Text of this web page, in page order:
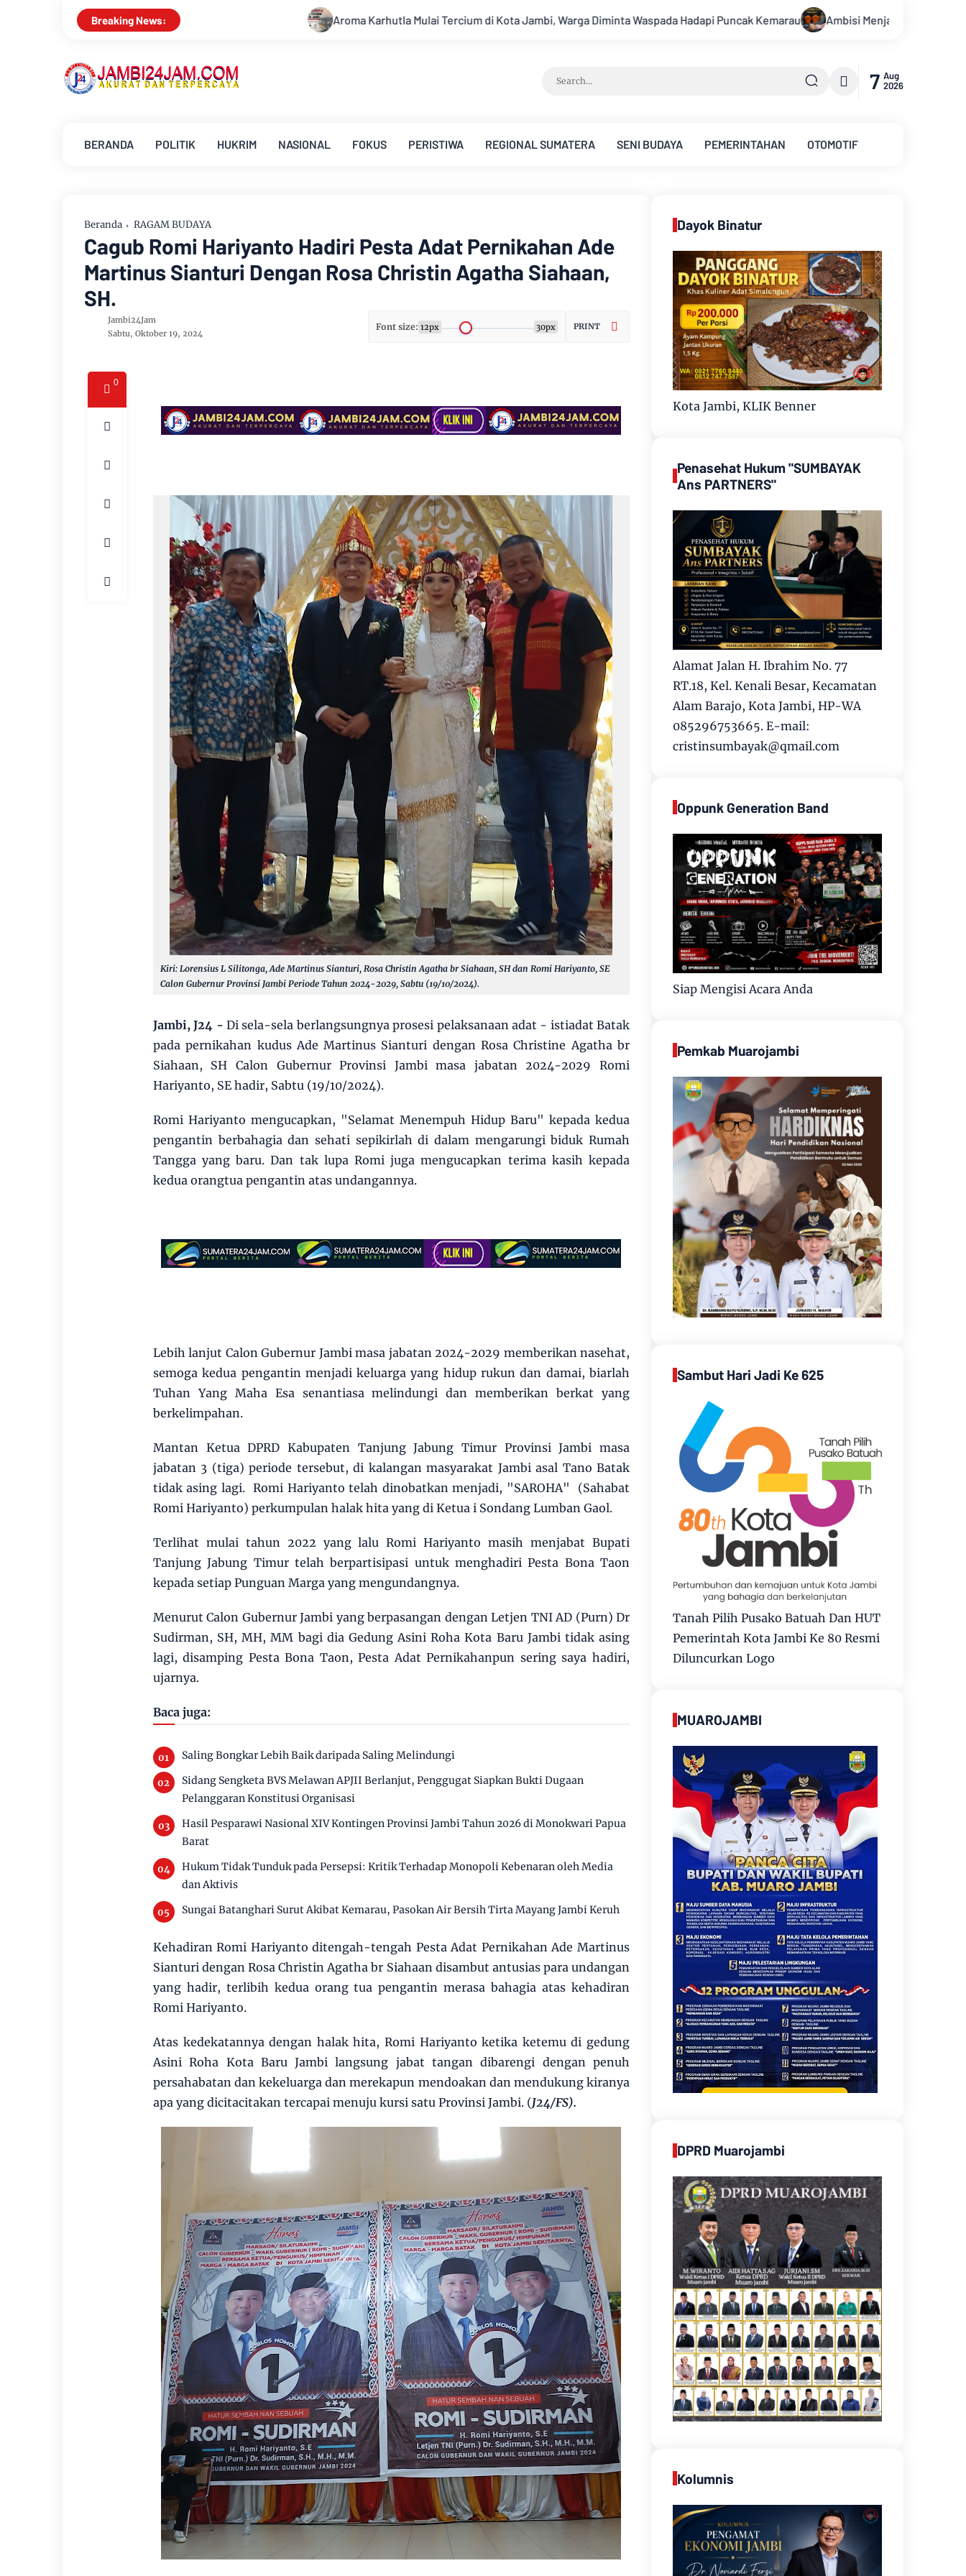
Breaking News:
Aroma Karhutla Mulai Tercium di Kota Jambi, Warga Diminta Waspada Hadapi Puncak Kemarau Ambisi Menjadi Polisi Dimanfaatkan Oknum, Dua Anggota Polda
7 Aug
2026
BERANDA POLITIK HUKRIM NASIONAL FOKUS PERISTIWA REGIONAL SUMATERA SENI BUDAYA PEMERINTAHAN OTOMOTIF
Beranda RAGAM BUDAYA
Cagub Romi Hariyanto Hadiri Pesta Adat Pernikahan Ade
Martinus Sianturi Dengan Rosa Christin Agatha Siahaan,
SH.
Jambi24Jam
Sabtu, Oktober 19, 2024
Font size: 12px 30px PRINT
0
Kiri: Lorensius L Silitonga, Ade Martinus Sianturi, Rosa Christin Agatha br Siahaan, SH dan Romi Hariyanto, SE
Calon Gubernur Provinsi Jambi Periode Tahun 2024-2029, Sabtu (19/10/2024).
Jambi, J24 - Di sela-sela berlangsungnya prosesi pelaksanaan adat - istiadat Batak
pada pernikahan kudus Ade Martinus Sianturi dengan Rosa Christine Agatha br
Siahaan, SH Calon Gubernur Provinsi Jambi masa jabatan 2024-2029 Romi
Hariyanto, SE hadir, Sabtu (19/10/2024).
Romi Hariyanto mengucapkan, "Selamat Menempuh Hidup Baru" kepada kedua
pengantin berbahagia dan sehati sepikirlah di dalam mengarungi biduk Rumah
Tangga yang baru. Dan tak lupa Romi juga mengucapkan terima kasih kepada
kedua orangtua pengantin atas undangannya.
Lebih lanjut Calon Gubernur Jambi masa jabatan 2024-2029 memberikan nasehat,
semoga kedua pengantin menjadi keluarga yang hidup rukun dan damai, biarlah
Tuhan Yang Maha Esa senantiasa melindungi dan memberikan berkat yang
berkelimpahan.
Mantan Ketua DPRD Kabupaten Tanjung Jabung Timur Provinsi Jambi masa
jabatan 3 (tiga) periode tersebut, di kalangan masyarakat Jambi asal Tano Batak
tidak asing lagi. Romi Hariyanto telah dinobatkan menjadi, "SAROHA" (Sahabat
Romi Hariyanto) perkumpulan halak hita yang di Ketua i Sondang Lumban Gaol.
Terlihat mulai tahun 2022 yang lalu Romi Hariyanto masih menjabat Bupati
Tanjung Jabung Timur telah berpartisipasi untuk menghadiri Pesta Bona Taon
kepada setiap Punguan Marga yang mengundangnya.
Menurut Calon Gubernur Jambi yang berpasangan dengan Letjen TNI AD (Purn) Dr
Sudirman, SH, MH, MM bagi dia Gedung Asini Roha Kota Baru Jambi tidak asing
lagi, disamping Pesta Bona Taon, Pesta Adat Pernikahanpun sering saya hadiri,
ujarnya.
Baca juga:
Saling Bongkar Lebih Baik daripada Saling Melindungi
Sidang Sengketa BVS Melawan APJII Berlanjut, Penggugat Siapkan Bukti Dugaan
Pelanggaran Konstitusi Organisasi
Hasil Pesparawi Nasional XIV Kontingen Provinsi Jambi Tahun 2026 di Monokwari Papua
Barat
Hukum Tidak Tunduk pada Persepsi: Kritik Terhadap Monopoli Kebenaran oleh Media
dan Aktivis
Sungai Batanghari Surut Akibat Kemarau, Pasokan Air Bersih Tirta Mayang Jambi Keruh
Kehadiran Romi Hariyanto ditengah-tengah Pesta Adat Pernikahan Ade Martinus
Sianturi dengan Rosa Christin Agatha br Siahaan disambut antusias para undangan
yang hadir, terlibih kedua orang tua pengantin merasa bahagia atas kehadiran
Romi Hariyanto.
Atas kedekatannya dengan halak hita, Romi Hariyanto ketika ketemu di gedung
Asini Roha Kota Baru Jambi langsung jabat tangan dibarengi dengan penuh
persahabatan dan kekeluarga dan merekapun mendoakan dan mendukung kiranya
apa yang dicitacitakan tercapai menuju kursi satu Provinsi Jambi. (J24/FS).
Dayok Binatur
Kota Jambi, KLIK Benner
Penasehat Hukum "SUMBAYAK
Ans PARTNERS"
Alamat Jalan H. Ibrahim No. 77
RT.18, Kel. Kenali Besar, Kecamatan
Alam Barajo, Kota Jambi, HP-WA
085296753665. E-mail:
cristinsumbayak@qmail.com
Oppunk Generation Band
Siap Mengisi Acara Anda
Pemkab Muarojambi
Sambut Hari Jadi Ke 625
Tanah Pilih Pusako Batuah Dan HUT
Pemerintah Kota Jambi Ke 80 Resmi
Diluncurkan Logo
MUAROJAMBI
DPRD Muarojambi
Kolumnis